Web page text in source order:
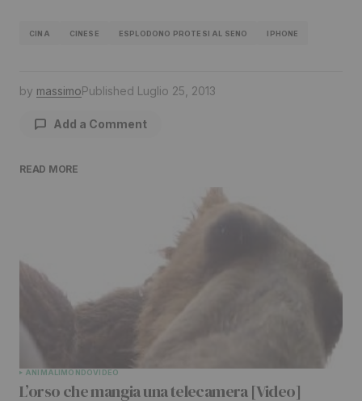
CINA CINESE ESPLODONO PROTESI AL SENO IPHONE
by massimoPublished Luglio 25, 2013
Add a Comment
Il tuo indirizzo email non sarà pubblicato.
campi obbligatori sono contrassegnati
READ MORE
ANIMALIMONDOVIDEO
L’orso che mangia una telecamera [Video]